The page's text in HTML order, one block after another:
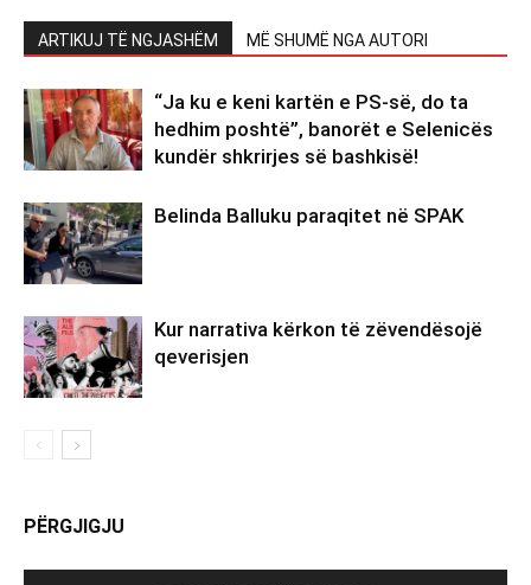
ARTIKUJ TË NGJASHËM MË SHUMË NGA AUTORI
“Ja ku e keni kartën e PS-së, do ta
hedhim poshtë”, banorët e Selenicës
kundër shkrirjes së bashkisë!
Belinda Balluku paraqitet në SPAK
Kur narrativa kërkon të zëvendësojë
qeverisjen
PËRGJIGJU